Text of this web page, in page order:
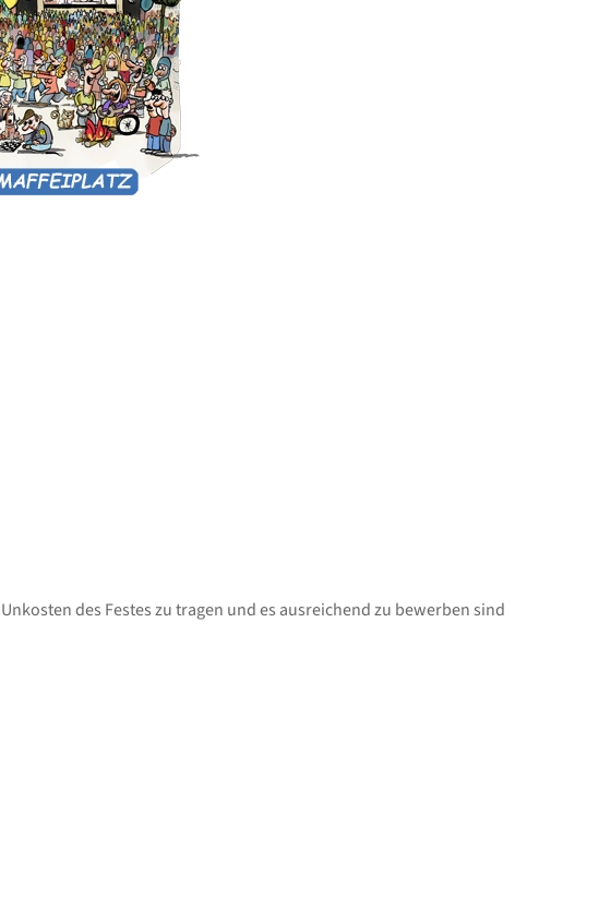
des Festes zu tragen und es ausreichend zu bewerben sind